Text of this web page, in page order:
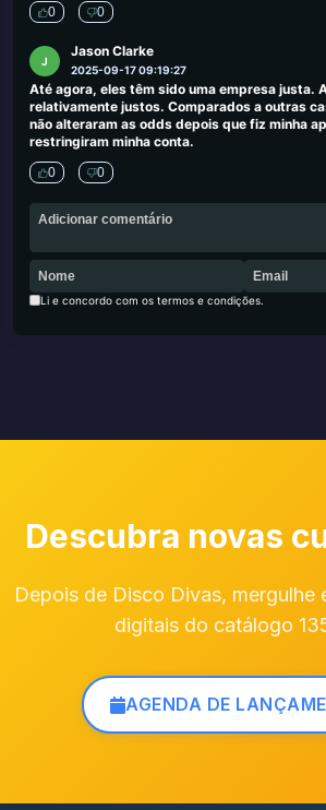
0 0
J
Jason Clarke
2025-09-17 09:19:27
Até agora, eles têm sido uma empresa justa.
relativamente justos. Comparados a outras
não alteraram as odds depois que fiz minha
restringiram minha conta.
0 0
Li e concordo com os termos e condições.
Descubra novas
Depois de Disco Divas, mergulhe
digitais do catálogo
AGENDA DE